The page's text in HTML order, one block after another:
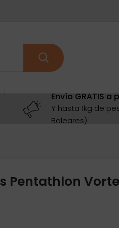
Envío GRATIS
Y hasta 1kg de
Baleares)
Pentathlon